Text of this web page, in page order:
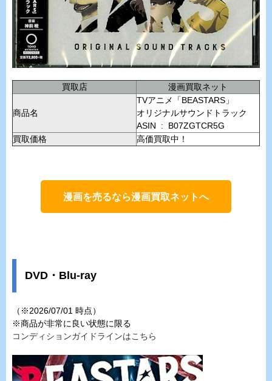
買取店 漫画買取ネット
商品名
TVアニメ「BEASTARS」
オリジナルサウンドトラック
ASIN ‏ : ‎ B07ZGTCR5G
買取価格
高価買取中！
漫画を売るなら漫画買取ネットへ
DVD・Blu-ray
（※2026/07/01 時点）
※商品が非常に良い状態に限る
コンディションガイドラインはこちら